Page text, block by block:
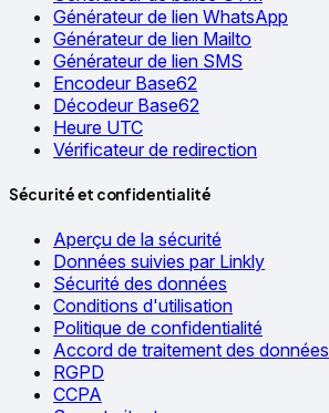
Générateur de lien WhatsApp
Générateur de lien Mailto
Générateur de lien SMS
Encodeur Base62
Décodeur Base62
Heure UTC
Vérificateur de redirection
Sécurité et confidentialité
Aperçu de la sécurité
Données suivies par Linkly
Sécurité des données
Conditions d'utilisation
Politique de confidentialité
Accord de traitement des données
RGPD
CCPA